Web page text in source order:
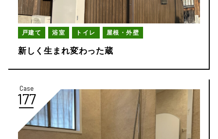
戸建て 浴室 トイレ 屋根・外壁
新しく生まれ変わった蔵
Case
177